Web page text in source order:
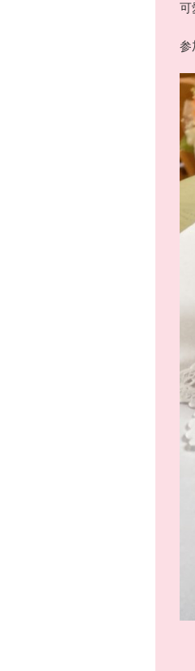
可
参